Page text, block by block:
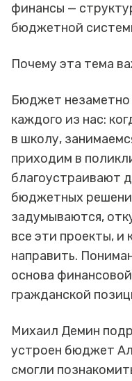
финансы —
бюджетной
Почему эта тема
Бюджет незаметно
каждого из нас:
в школу,
приходим в
благоустраивают
бюджетных
задумываются,
все эти проекты, и
направить.
основа
гражданской
Михаил Демин
устроен бюджет
смогли